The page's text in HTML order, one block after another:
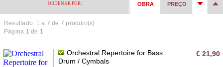
ORDENAR POR: OBRA PREÇO
Resultado: 1 a 7 de 7 produto(s)
Página 1 de 1
Orchestral Repertoire for Bass
Drum / Cymbals
€ 21,90